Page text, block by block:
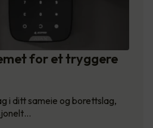
for et tryggere
i ditt sameie og borettslag,